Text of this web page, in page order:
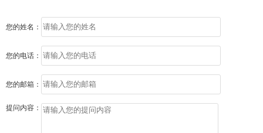
您的姓名：
您的电话：
您的邮箱：
提问内容：